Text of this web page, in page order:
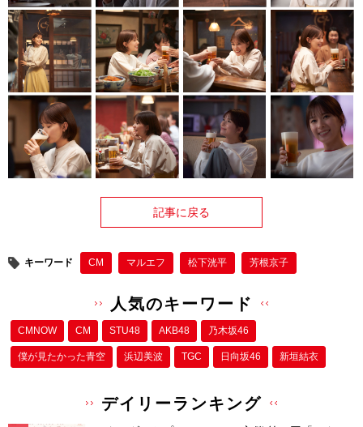
記事に戻る
キーワード CM マルエフ 松下洸平 芳根京子
人気のキーワード
CMNOW CM STU48 AKB48 乃木坂46
僕が⾒たかった⻘空 浜辺美波 TGC 日向坂46 新垣結衣
デイリーランキング